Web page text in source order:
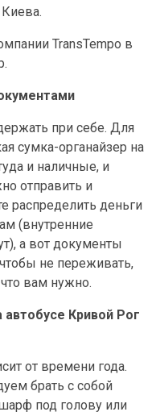
TransTempo в
при себе. Для
сумка-органайзер на
и наличные, и
отправить и
распределить деньги
(внутренние
а вот документы
не переживать,
вам нужно.
Кривой Рог
от времени года.
брать с собой
под голову или